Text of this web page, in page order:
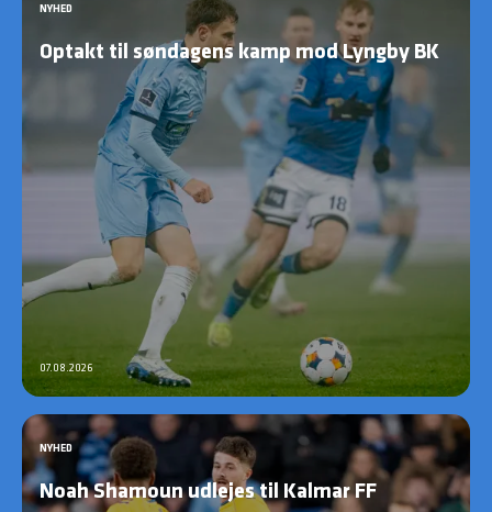
NYHED
Optakt til søndagens kamp mod Lyngby BK
07.08.2026
NYHED
Noah Shamoun udlejes til Kalmar FF